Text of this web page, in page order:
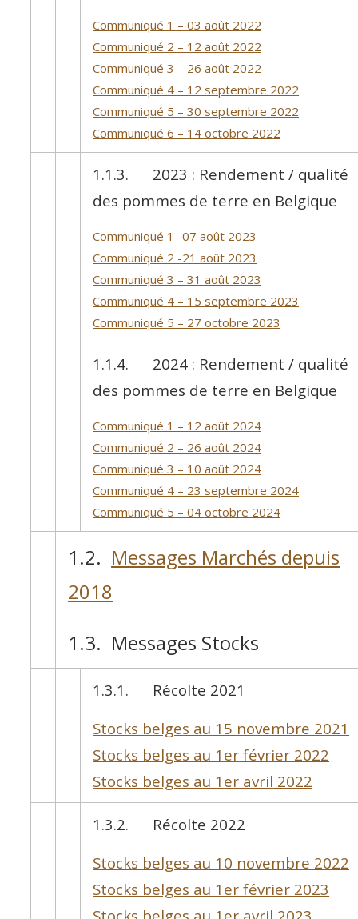
Communiqué 1 – 03 août 2022
Communiqué 2 – 12 août 2022
Communiqué 3 – 26 août 2022
Communiqué 4 – 12 septembre 2022
Communiqué 5 – 30 septembre 2022
Communiqué 6 – 14 octobre 2022
1.1.3. 2023 : Rendement / qualité
des pommes de terre en Belgique
Communiqué 1 -07 août 2023
Communiqué 2 -21 août 2023
Communiqué 3 – 31 août 2023
Communiqué 4 – 15 septembre 2023
Communiqué 5 – 27 octobre 2023
1.1.4. 2024 : Rendement / qualité
des pommes de terre en Belgique
Communiqué 1 – 12 août 2024
Communiqué 2 – 26 août 2024
Communiqué 3 – 10 août 2024
Communiqué 4 – 23 septembre 2024
Communiqué 5 – 04 octobre 2024
1.2. Messages Marchés depuis
2018
1.3. Messages Stocks
1.3.1. Récolte 2021
Stocks belges au 15 novembre 2021
Stocks belges au 1 er février 2022
Stocks belges au 1 er avril 2022
1.3.2. Récolte 2022
Stocks belges au 10 novembre 2022
Stocks belges au 1 er février 2023